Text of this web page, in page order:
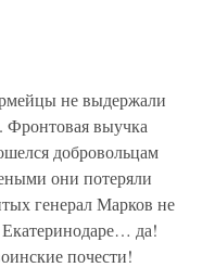
не выдержали
Фронтовая выучка
добровольцам
они потеряли
генерал Марков не
да!
почести!